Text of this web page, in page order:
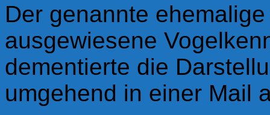
Der genannte
ausgewiesene
dementierte die
umgehend in einer Mail